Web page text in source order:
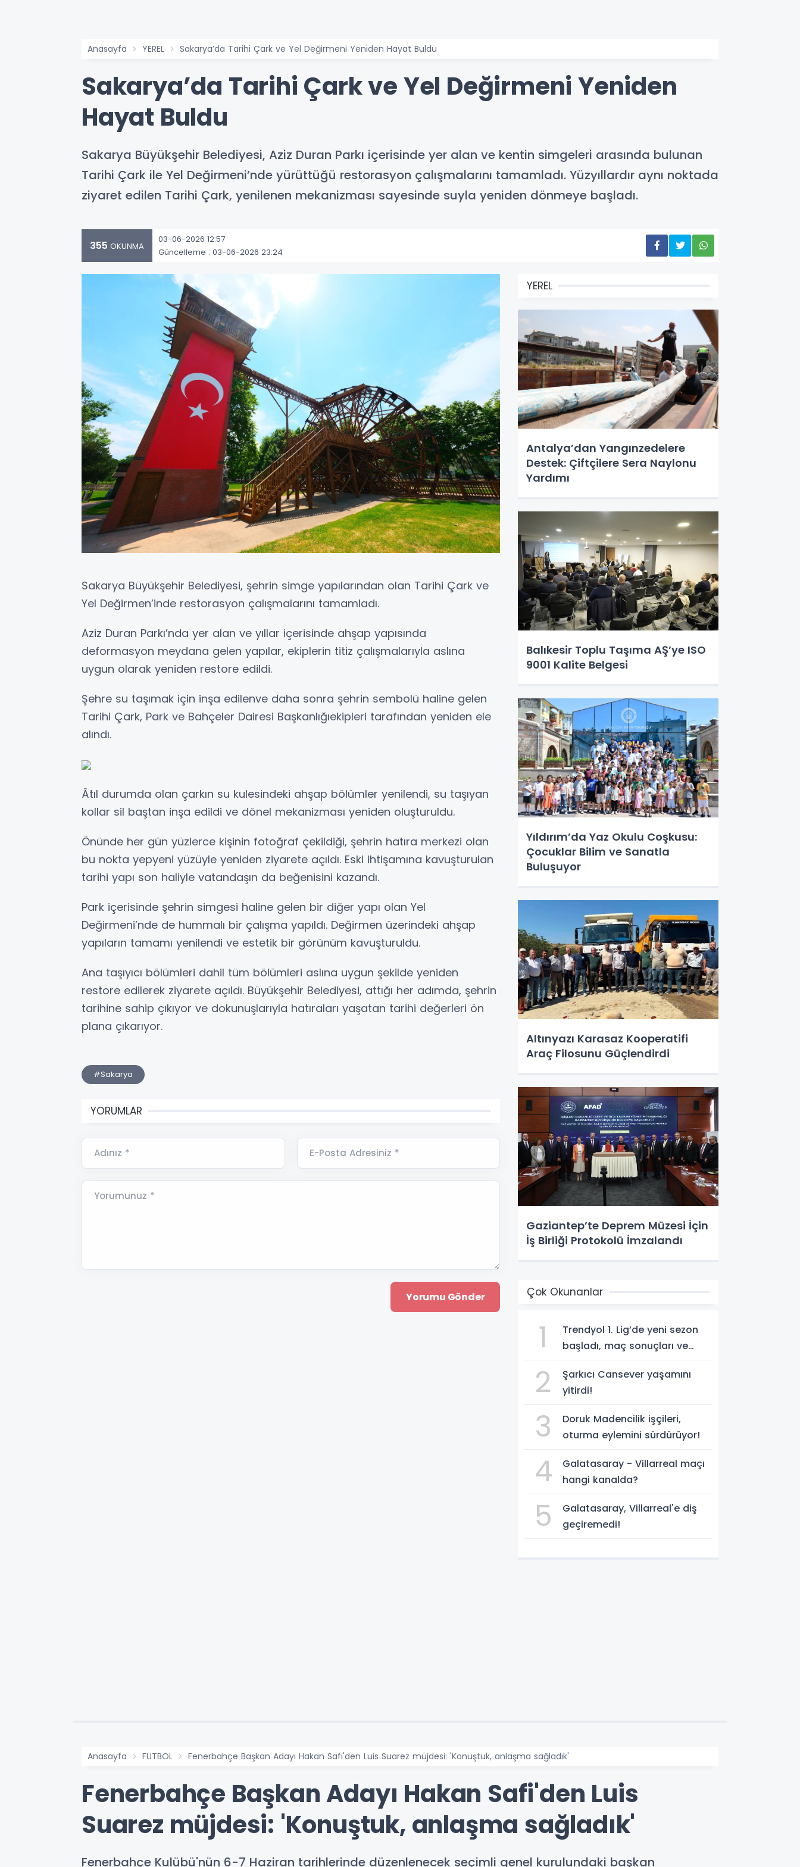
Anasayfa YEREL Sakarya’da Tarihi Çark ve Yel Değirmeni Yeniden Hayat Buldu
Sakarya’da Tarihi Çark ve Yel Değirmeni Yeniden
Hayat Buldu
Sakarya Büyükşehir Belediyesi, Aziz Duran Parkı içerisinde yer alan ve kentin simgeleri arasında bulunan
Tarihi Çark ile Yel Değirmeni’nde yürüttüğü restorasyon çalışmalarını tamamladı. Yüzyıllardır aynı noktada
ziyaret edilen Tarihi Çark, yenilenen mekanizması sayesinde suyla yeniden dönmeye başladı.
355 OKUNMA
03-06-2026 12:57
Güncelleme : 03-06-2026 23:24
Sakarya Büyükşehir Belediyesi, şehrin simge yapılarından olan Tarihi Çark ve
Yel Değirmen’inde restorasyon çalışmalarını tamamladı.
Aziz Duran Parkı’nda yer alan ve yıllar içerisinde ahşap yapısında
deformasyon meydana gelen yapılar, ekiplerin titiz çalışmalarıyla aslına
uygun olarak yeniden restore edildi.
Şehre su taşımak için inşa edilenve daha sonra şehrin sembolü haline gelen
Tarihi Çark, Park ve Bahçeler Dairesi Başkanlığıekipleri tarafından yeniden ele
alındı.
Âtıl durumda olan çarkın su kulesindeki ahşap bölümler yenilendi, su taşıyan
kollar sil baştan inşa edildi ve dönel mekanizması yeniden oluşturuldu.
Önünde her gün yüzlerce kişinin fotoğraf çekildiği, şehrin hatıra merkezi olan
bu nokta yepyeni yüzüyle yeniden ziyarete açıldı. Eski ihtişamına kavuşturulan
tarihi yapı son haliyle vatandaşın da beğenisini kazandı.
Park içerisinde şehrin simgesi haline gelen bir diğer yapı olan Yel
Değirmeni’nde de hummalı bir çalışma yapıldı. Değirmen üzerindeki ahşap
yapıların tamamı yenilendi ve estetik bir görünüm kavuşturuldu.
Ana taşıyıcı bölümleri dahil tüm bölümleri aslına uygun şekilde yeniden
restore edilerek ziyarete açıldı. Büyükşehir Belediyesi, attığı her adımda, şehrin
tarihine sahip çıkıyor ve dokunuşlarıyla hatıraları yaşatan tarihi değerleri ön
plana çıkarıyor.
#Sakarya
YORUMLAR
Adınız * E-Posta Adresiniz *
Yorumunuz *
YEREL
Antalya’dan Yangınzedelere
Destek: Çiftçilere Sera Naylonu
Yardımı
Balıkesir Toplu Taşıma AŞ’ye ISO
9001 Kalite Belgesi
Yıldırım’da Yaz Okulu Coşkusu:
Çocuklar Bilim ve Sanatla
Buluşuyor
Altınyazı Karasaz Kooperatifi
Araç Filosunu Güçlendirdi
Gaziantep’te Deprem Müzesi İçin
İş Birliği Protokolü İmzalandı
Çok Okunanlar
1
Trendyol 1. Lig’de yeni sezon
başladı, maç sonuçları ve
2
Şarkıcı Cansever yaşamını
yitirdi!
3
Doruk Madencilik işçileri,
oturma eylemini sürdürüyor!
4
Galatasaray - Villarreal maçı
hangi kanalda?
5
Galatasaray, Villarreal'e diş
geçiremedi!
Anasayfa FUTBOL Fenerbahçe Başkan Adayı Hakan Safi'den Luis Suarez müjdesi: 'Konuştuk, anlaşma sağladık'
Fenerbahçe Başkan Adayı Hakan Safi'den Luis
Suarez müjdesi: 'Konuştuk, anlaşma sağladık'
Fenerbahçe Kulübü'nün 6-7 Haziran tarihlerinde düzenlenecek seçimli genel kurulundaki başkan